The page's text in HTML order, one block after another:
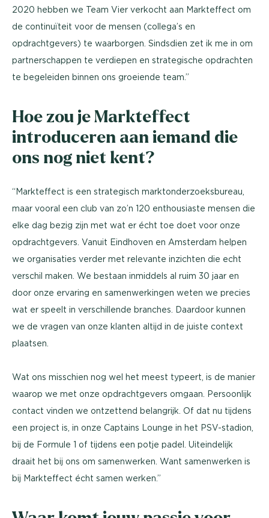
2020 hebben we Team Vier verkocht aan Markteffect om
de continuïteit voor de mensen (collega’s en
opdrachtgevers) te waarborgen. Sindsdien zet ik me in om
partnerschappen te verdiepen en strategische opdrachten
te begeleiden binnen ons groeiende team.”
Hoe zou je Markteffect
introduceren aan iemand die
ons nog niet kent?
“Markteffect is een strategisch marktonderzoeksbureau,
maar vooral een club van zo’n 120 enthousiaste mensen die
elke dag bezig zijn met wat er écht toe doet voor onze
opdrachtgevers. Vanuit Eindhoven en Amsterdam helpen
we organisaties verder met relevante inzichten die echt
verschil maken. We bestaan inmiddels al ruim 30 jaar en
door onze ervaring en samenwerkingen weten we precies
wat er speelt in verschillende branches. Daardoor kunnen
we de vragen van onze klanten altijd in de juiste context
plaatsen.
Wat ons misschien nog wel het meest typeert, is de manier
waarop we met onze opdrachtgevers omgaan. Persoonlijk
contact vinden we ontzettend belangrijk. Of dat nu tijdens
een project is, in onze Captains Lounge in het PSV-stadion,
bij de Formule 1 of tijdens een potje padel. Uiteindelijk
draait het bij ons om samenwerken. Want samenwerken is
bij Markteffect écht samen werken.”